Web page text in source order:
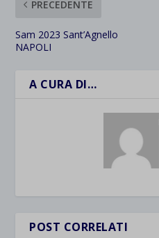
PRECEDENTE
Sam 2023 Sant’Agnello
NAPOLI
A CURA DI…
POST CORRELATI